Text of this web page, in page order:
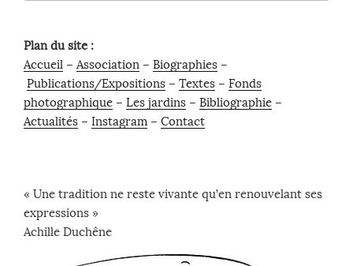
Plan du site :
Accueil – Association – Biographies –
Publications/Expositions – Textes – Fonds
photographique – Les jardins – Bibliographie –
Actualités – Instagram – Contact
« Une tradition ne reste vivante qu’en renouvelant ses
expressions »
Achille Duchêne